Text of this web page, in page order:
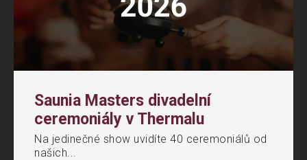
Saunia Masters divadelní
ceremoniály v Thermalu
Na jedinečné show uvidíte 40 ceremoniálů od
našich...